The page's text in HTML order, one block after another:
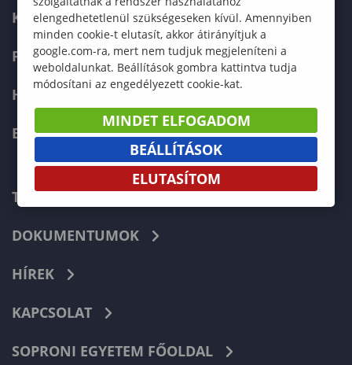
KÉPZÉSEK
FELVÉTELIZŐKNEK
HALLGATÓKNAK
ERASMUS+
TELEFONKÖNYV
DOKUMENTUMOK
HÍREK
KAPCSOLAT
SOPRONI EGYETEM FŐOLDAL
elengedhetetlenül szükségeseken kívül. Amennyiben
minden cookie-t elutasít, akkor átirányítjuk a
google.com-ra, mert nem tudjuk megjeleníteni a
weboldalunkat. Beállítások gombra kattintva tudja
módosítani az engedélyezett cookie-kat.
MINDET ELFOGADOM
BEÁLLÍTÁSOK
ELUTASÍTOM